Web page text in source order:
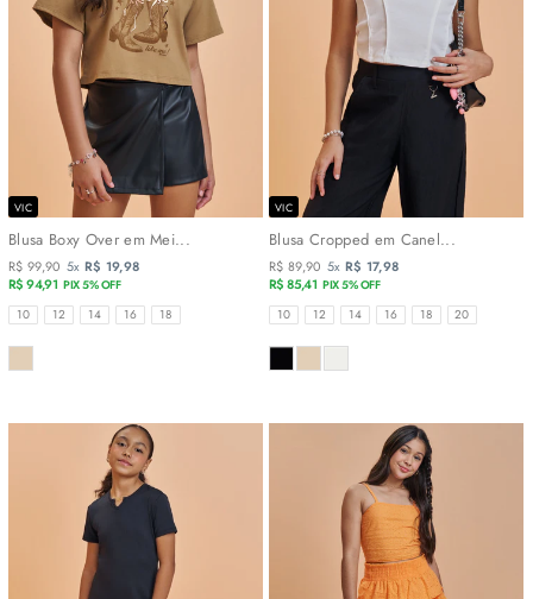
VIC
Blusa Boxy Over em Mei...
R$ 99,90 5x R$ 19,98
R$ 94,91 PIX 5% OFF
TAMANHOS
10 12 14 16 18
COR
VIC
Blusa Cropped em Canel...
R$ 89,90 5x R$ 17,98
R$ 85,41 PIX 5% OFF
TAMANHOS
10 12 14 16 18 20
COR